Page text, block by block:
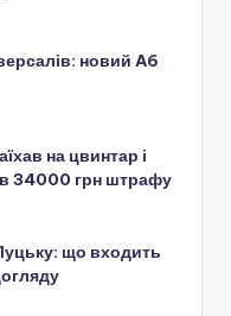
новий A6
на цвинтар і
34000 грн штрафу
що входить